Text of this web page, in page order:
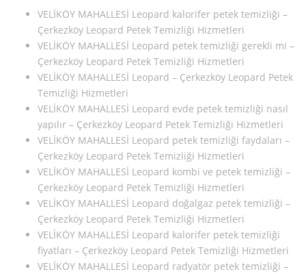
VELİKÖY MAHALLESİ Leopard kalorifer petek temizliği –
Çerkezköy Leopard Petek Temizliği Hizmetleri
VELİKÖY MAHALLESİ Leopard petek temizliği gerekli mi –
Çerkezköy Leopard Petek Temizliği Hizmetleri
VELİKÖY MAHALLESİ Leopard – Çerkezköy Leopard Petek
Temizliği Hizmetleri
VELİKÖY MAHALLESİ Leopard evde petek temizliği nasıl
yapılır – Çerkezköy Leopard Petek Temizliği Hizmetleri
VELİKÖY MAHALLESİ Leopard petek temizliği faydaları –
Çerkezköy Leopard Petek Temizliği Hizmetleri
VELİKÖY MAHALLESİ Leopard kombi ve petek temizliği –
Çerkezköy Leopard Petek Temizliği Hizmetleri
VELİKÖY MAHALLESİ Leopard doğalgaz petek temizliği –
Çerkezköy Leopard Petek Temizliği Hizmetleri
VELİKÖY MAHALLESİ Leopard kalorifer petek temizliği
fiyatları – Çerkezköy Leopard Petek Temizliği Hizmetleri
VELİKÖY MAHALLESİ Leopard radyatör petek temizliği –